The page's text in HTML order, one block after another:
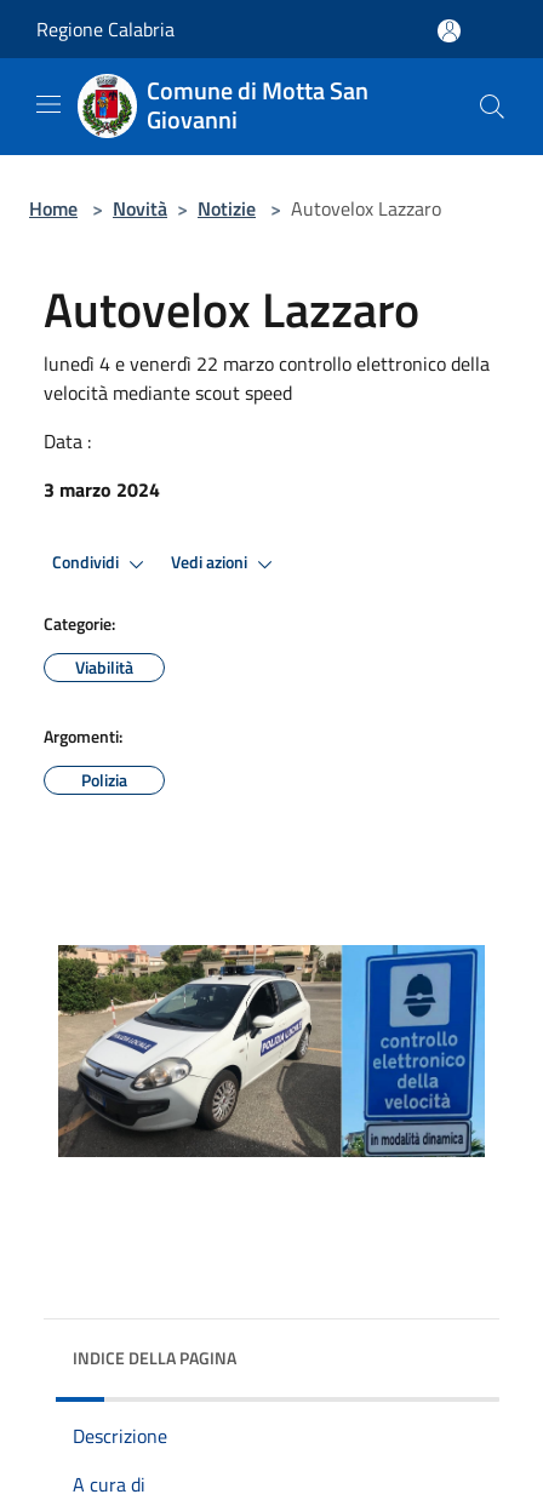
Regione Calabria
Comune di Motta San
Giovanni
Home > Novità > Notizie > Autovelox Lazzaro
Autovelox Lazzaro
lunedì 4 e venerdì 22 marzo controllo elettronico della
velocità mediante scout speed
Data :
3 marzo 2024
Condividi Vedi azioni
Categorie:
Viabilità
Argomenti:
Polizia
INDICE DELLA PAGINA
Descrizione
A cura di